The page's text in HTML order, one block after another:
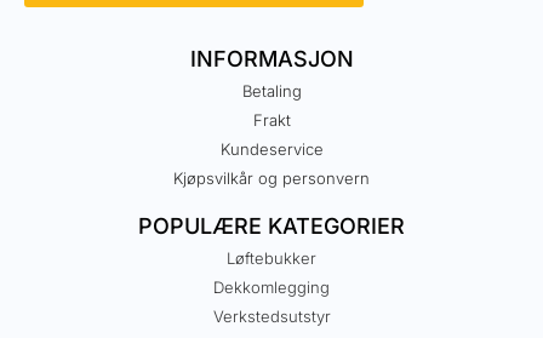
INFORMASJON
Betaling
Frakt
Kundeservice
Kjøpsvilkår og personvern
POPULÆRE KATEGORIER
Løftebukker
Dekkomlegging
Verkstedsutstyr